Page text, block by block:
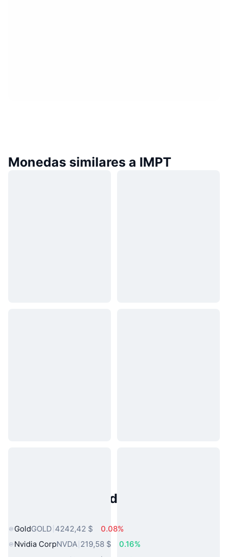
Monedas similares a IMPT
Activos del Mundo Real
GoldGOLD 4242,42 $
0.08%
Nvidia CorpNVDA 219,58 $
0.16%